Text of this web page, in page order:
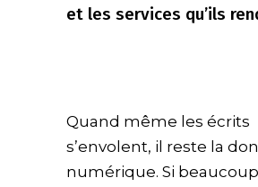
et les services qu’ils
Quand même les écrits
s’envolent, il reste la
numérique. Si